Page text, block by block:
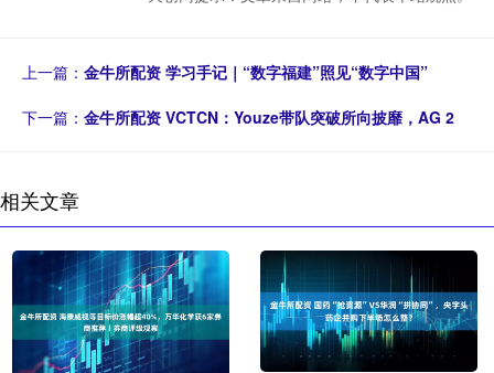
上一篇： 金牛所配资 学习手记｜“数字福建”照见“数字中国”
下一篇： 金牛所配资 VCTCN：Youze带队突破所向披靡，AG 2
相关文章